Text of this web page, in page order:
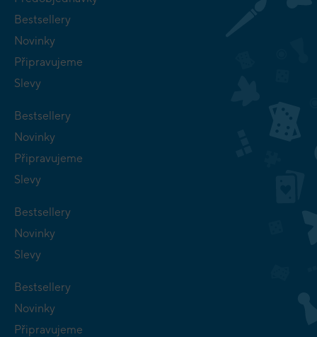
Bestsellery
Novinky
Připravujeme
Slevy
Bestsellery
Novinky
Připravujeme
Slevy
Bestsellery
Novinky
Slevy
Bestsellery
Novinky
Připravujeme